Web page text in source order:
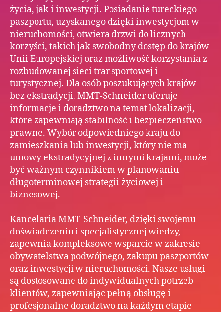
życia, jak i inwestycji. Posiadanie tureckiego
paszportu, uzyskanego dzięki inwestycjom w
nieruchomości, otwiera drzwi do licznych
korzyści, takich jak swobodny dostęp do krajów
Unii Europejskiej oraz możliwość korzystania z
rozbudowanej sieci transportowej i
turystycznej. Dla osób poszukujących krajów
bez ekstradycji, MMT-Schneider oferuje
informacje i doradztwo na temat lokalizacji,
które zapewniają stabilność i bezpieczeństwo
prawne. Wybór odpowiedniego kraju do
zamieszkania lub inwestycji, który nie ma
umowy ekstradycyjnej z innymi krajami, może
być ważnym czynnikiem w planowaniu
długoterminowej strategii życiowej i
biznesowej.
Kancelaria MMT-Schneider, dzięki swojemu
doświadczeniu i specjalistycznej wiedzy,
zapewnia kompleksowe wsparcie w zakresie
obywatelstwa podwójnego, zakupu paszportów
oraz inwestycji w nieruchomości. Nasze usługi
są dostosowane do indywidualnych potrzeb
klientów, zapewniając pełną obsługę i
profesjonalne doradztwo na każdym etapie